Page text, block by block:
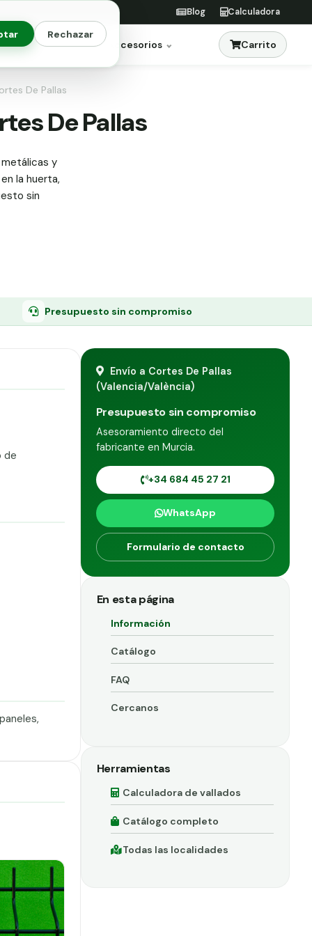
Rechazar
Blog Calculadora
Jardinería Accesorios Carrito
De Pallas
De Pallas
metálicas y
la huerta,
sin
Presupuesto sin compromiso
de
Envío a Cortes De Pallas
(Valencia/València)
Presupuesto sin compromiso
Asesoramiento directo del
fabricante en Murcia.
+34 684 45 27 21
WhatsApp
Formulario de contacto
En esta página
Información
Catálogo
FAQ
Cercanos
Herramientas
Calculadora de vallados
Catálogo completo
Todas las localidades